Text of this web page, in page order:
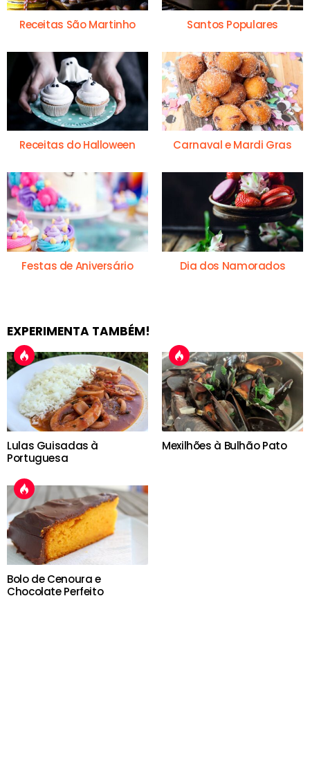
Receitas São Martinho Santos Populares
Receitas do Halloween Carnaval e Mardi Gras
Festas de Aniversário Dia dos Namorados
EXPERIMENTA TAMBÉM!
Lulas Guisadas à
Portuguesa
Mexilhões à Bulhão Pato
Bolo de Cenoura e
Chocolate Perfeito